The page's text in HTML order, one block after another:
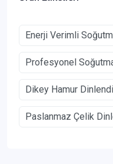
Enerji Verimli
Profesyonel
Dikey Hamur
Paslanmaz Çelik